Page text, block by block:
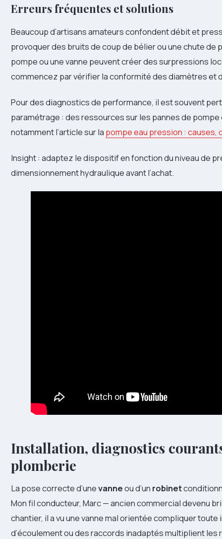
Erreurs fréquentes et solutions
Beaucoup d’artisans amateurs confondent débit et
provoquer des bruits de coup de bélier ou une chute
pompe ou une vanne peuvent créer des surpressions
commencez par vérifier la conformité des diamètres et
Pour des diagnostics de performance, il est souvent
paramétrage : des ressources sur les pannes de
notamment l’article sur la pompe eau pression : causes,
Insight : adaptez le dispositif en fonction du niveau de
dimensionnement hydraulique avant l’achat.
Installation, diagnostics
plomberie
La pose correcte d’unevanneou d’un robinet
Mon fil conducteur, Marc — ancien commercial devenu
chantier, il a vu une vanne mal orientée compliquer
d’écoulement ou des raccords inadaptés multiplient les